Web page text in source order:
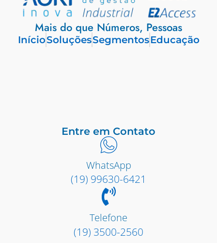
Mais do que Números, Pessoas
InícioSoluçõesSegmentosEducação
Entre em Contato
WhatsApp
(19) 99630-6421
Telefone
(19) 3500-2560